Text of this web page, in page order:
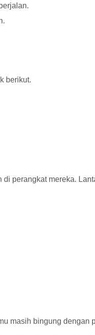
berikut.
perangkat mereka.
masih bingung dengan